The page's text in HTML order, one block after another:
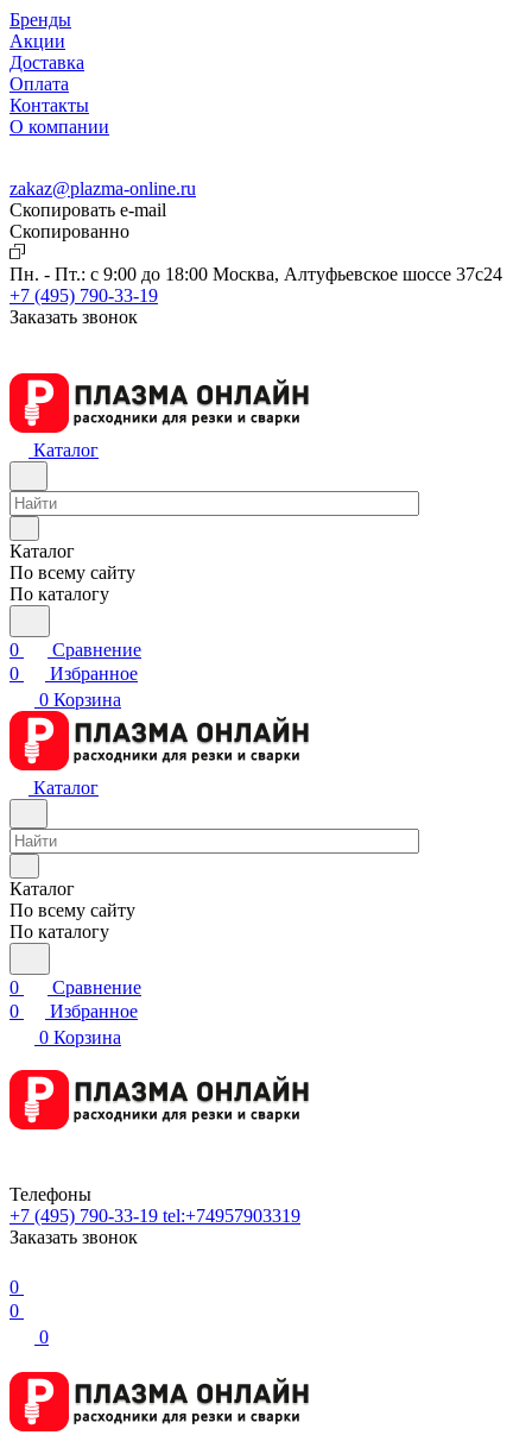
Бренды
Акции
Доставка
Оплата
Контакты
О компании
zakaz@plazma-online.ru
Скопировать e-mail
Cкопированно
Пн. - Пт.: с 9:00 до 18:00 Москва, Алтуфьевское шоссе 37с24
+7 (495) 790-33-19
Заказать звонок
Каталог
Каталог
По всему сайту
По каталогу
0
Сравнение
0
Избранное
0 Корзина
Каталог
Каталог
По всему сайту
По каталогу
0
Сравнение
0
Избранное
0 Корзина
Телефоны
+7 (495) 790-33-19 tel:+74957903319
Заказать звонок
0
0
0